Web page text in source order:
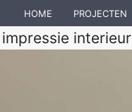
HOME PROJECTEN
interieur